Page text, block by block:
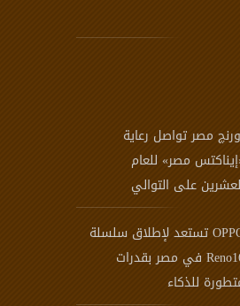
مصر تواصل رعاية
مصر» للعام
على التوالي
OPPO تستعد لإطلاق سلسلة
Reno16 في مصر بقدرات
للذكاء